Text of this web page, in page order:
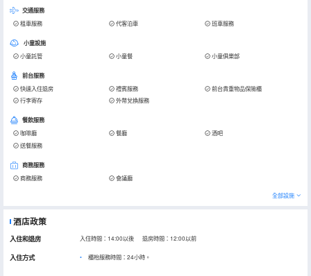
交通服務
租車服務 代客泊車 班車服務
小童設施
小童託管 小童餐 小童俱樂部
前台服務
快速入住退房 禮賓服務
前台貴重物品保險櫃
行李寄存
外幣兌換服務
餐飲服務
咖啡廳 餐廳
酒吧
送餐服務
商務服務
商務服務 會議廳
全部設施
酒店政策
入住和退房 入住時間：14:00以後 退房時間：12:00以前
入住方式 櫃枱服務時間：24小時。